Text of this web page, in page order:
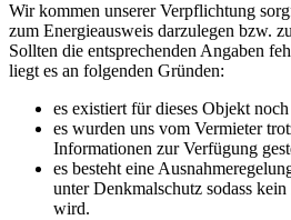
Wir kommen unserer Verpflichtung
zum Energieausweis darzulegen bzw.
Sollten die entsprechenden Angaben
liegt es an folgenden Gründen:
es existiert für dieses Objekt
es wurden uns vom Vermieter
Informationen zur Verfügung
es besteht eine
unter Denkmalschutz sodass
wird.